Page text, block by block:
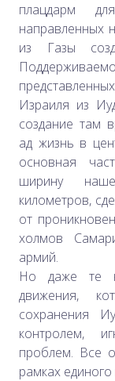
плацдарм
направленных
из Газы
Израиля из
создание там
ад жизнь в
основная
ширину
километров,
от
холмов
армий.
Но даже те
движения,
сохранения
контролем,
проблем. Все
рамках